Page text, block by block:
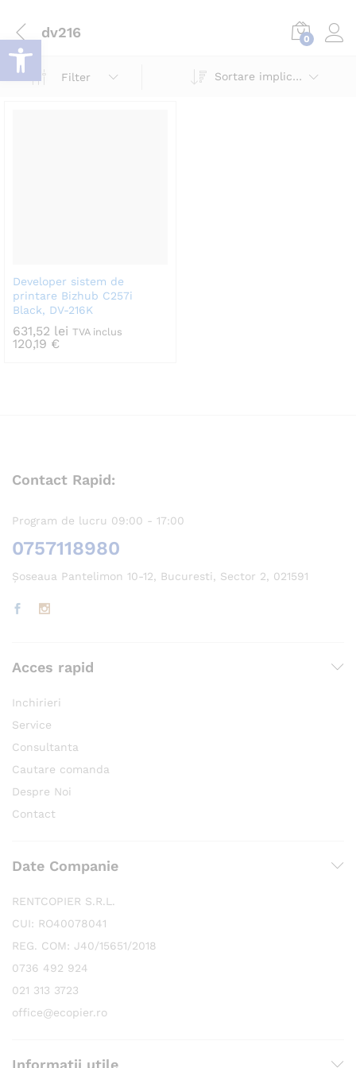
dv216 0
Filter Sortare implicită
Developer sistem de
printare Bizhub C257i
Black, DV-216K
631,52 lei TVA inclus
120,19 €
Contact Rapid:
Program de lucru 09:00 - 17:00
0757118980
Șoseaua Pantelimon 10-12, Bucuresti, Sector 2, 021591
Acces rapid
Inchirieri
Service
Consultanta
Cautare comanda
Despre Noi
Contact
Date Companie
RENTCOPIER S.R.L.
CUI: RO40078041
REG. COM: J40/15651/2018
0736 492 924
021 313 3723
office@ecopier.ro
Informatii utile
Deschide bara de unelte